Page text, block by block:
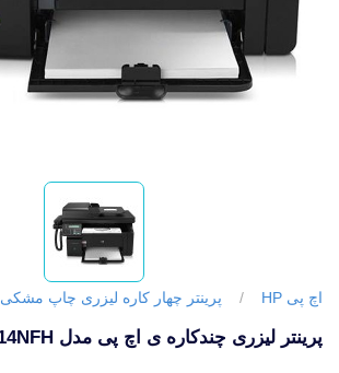
اچ پی HP / پرینتر چهار کاره لیزری چاپ مشکی
پرینتر لیزری چندکاره ی اچ پی مدل M1214NFH